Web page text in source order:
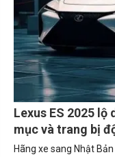
Lexus ES 2025
mục và trang bị
Hãng xe sang Nhật